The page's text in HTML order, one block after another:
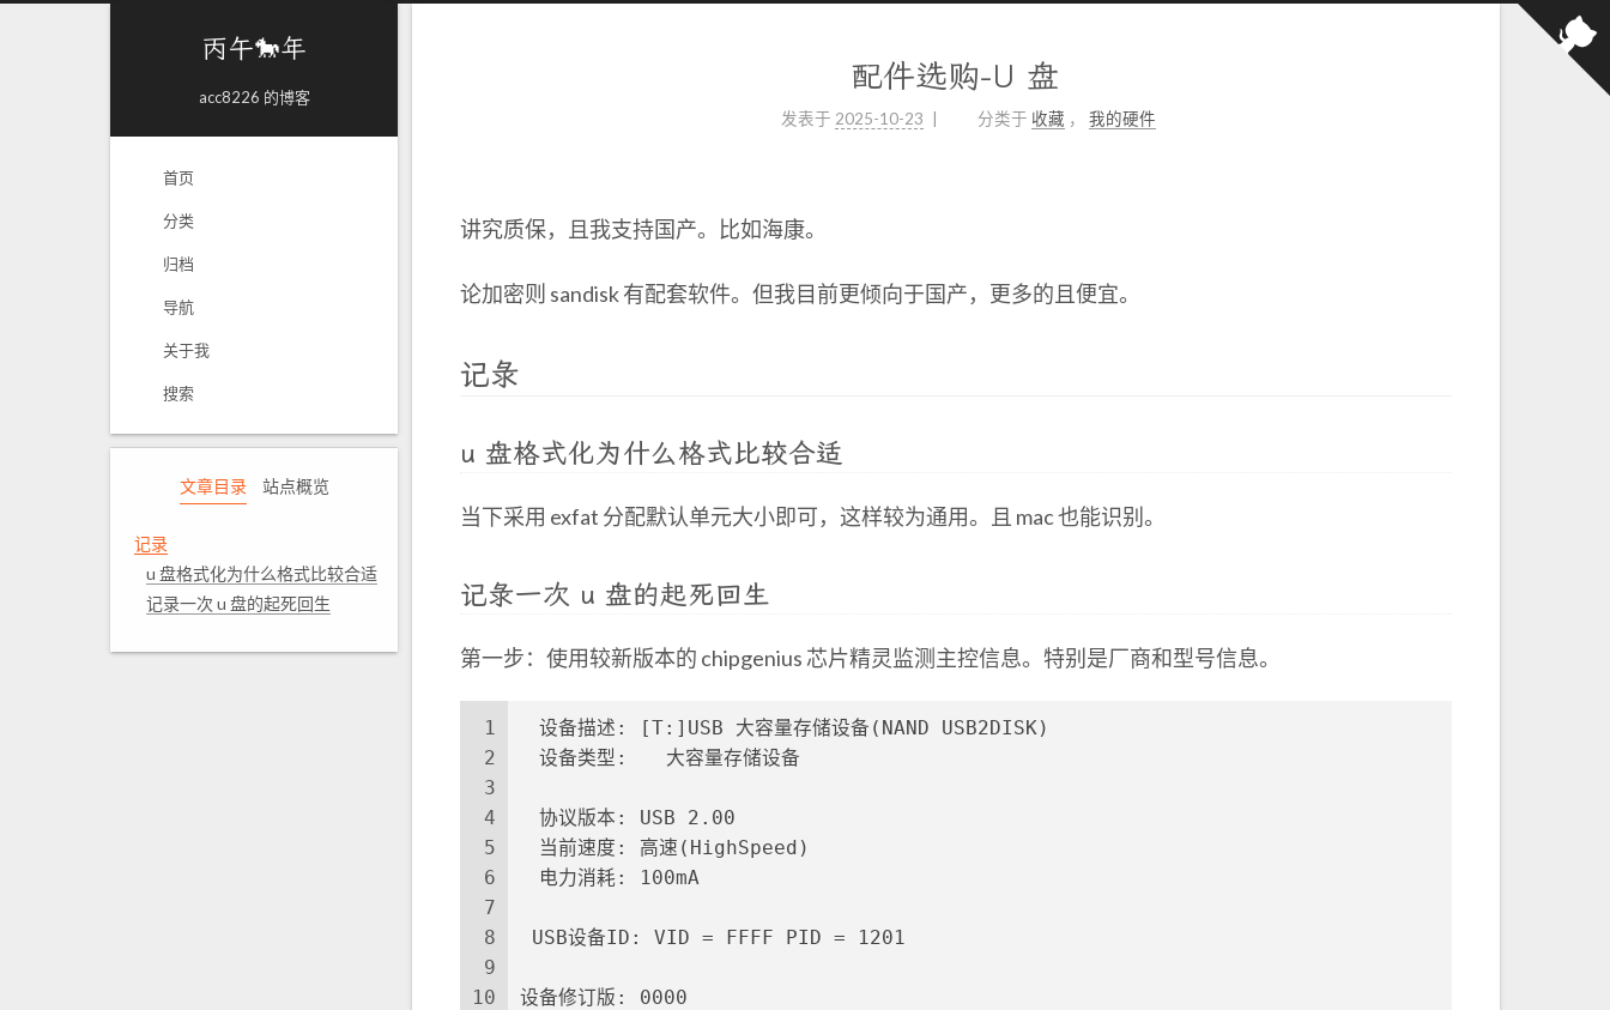
丙午🐎年
acc8226 的博客
首页
分类
归档
导航
关于我
搜索
文章目录 站点概览
记录
u 盘格式化为什么格式比较合适
记录一次 u 盘的起死回生
配件选购-U 盘
发表于 2025-10-23 分类于 收藏 ， 我的硬件
讲究质保，且我支持国产。比如海康。
论加密则 sandisk 有配套软件。但我目前更倾向于国产，更多的且便宜。
记录
u 盘格式化为什么格式比较合适
当下采用 exfat 分配默认单元大小即可，这样较为通用。且 mac 也能识别。
记录一次 u 盘的起死回生
第一步：使用较新版本的 chipgenius 芯片精灵监测主控信息。特别是厂商和型号信息。
1
2
3
4
5
6
7
8
9
10
设备描述: [T:]USB 大容量存储设备(NAND USB2DISK)
设备类型:　　大容量存储设备
协议版本: USB 2.00
当前速度: 高速(HighSpeed)
电力消耗: 100mA
USB设备ID: VID = FFFF PID = 1201
设备修订版: 0000